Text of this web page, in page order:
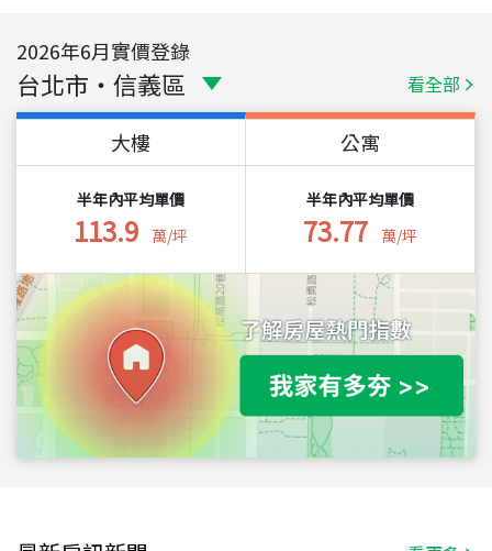
2026年6月實價登錄
台北市 ・ 信義區 看全部
大樓
半年內平均單價
113.9 萬/坪
公寓
半年內平均單價
73.77 萬/坪